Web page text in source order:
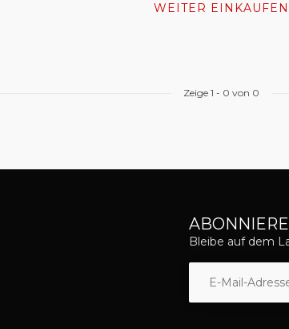
WEITER EINKAUFEN
Zeige 1 - 0 von 0
Bleibe auf dem